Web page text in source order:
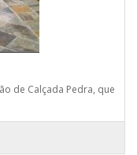
de Calçada Pedra, que